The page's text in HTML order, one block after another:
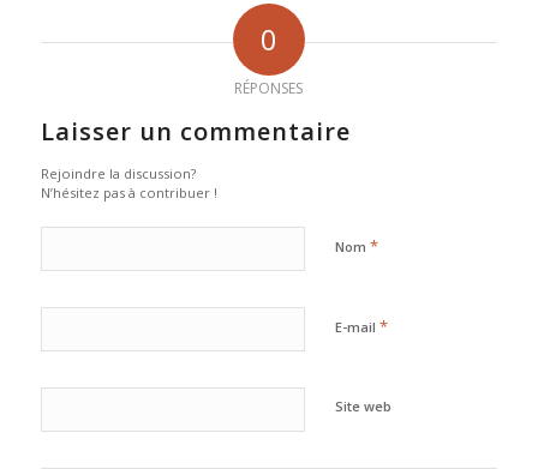
0
RÉPONSES
Laisser un commentaire
Rejoindre la discussion?
N’hésitez pas à contribuer !
Nom *
E-mail *
Site web